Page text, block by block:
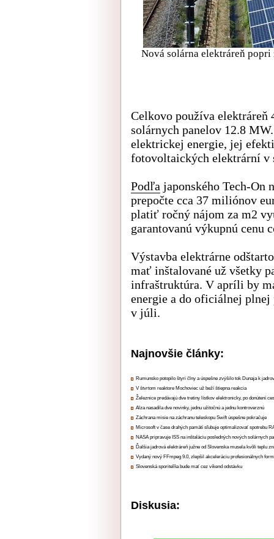
Nová solárna elektráreň
Celkovo používa elektráreň
solárnych panelov 12.8
elektrickej energie, jej
fotovoltaických elektrární v
Podľa japonského Tech-On
prepočte cca 37 miliónov
platiť ročný nájom za m2
garantovanú výkupnú cenu
Výstavba elektrárne
mať inštalované už všetky
infraštruktúra. V apríli by
energie a do oficiálnej plnej
v júli.
Najnovšie články:
Rumunsko potopilo štyri člny a úspešne zvýšilo tok Dunaja k
V štvrtom reaktore Mochoviec už beží štiepna reakcia
Železnice predávajú dve tretiny lístkov elektronicky, po donútení
Alza nasadila dve novinky, jednu užitočnú a jednu kontroverznú
Záchrana misie na záchranu teleskopu Swift úspešne pokračuje
Microsoft v čase drahých pamätí sľubuje optimalizovať spotrebu
NASA pripravuje ISS na inštaláciu posledných nových solárnych
Ďalšia jadrová elektráreň južne od Slovenska musela kvôli teplu
Vydaný nový FFmpeg 9.0, zlepšil akceleráciu profesionálnych
Slovenská sporiteľňa bude mať cez víkend odstávku
Diskusia: